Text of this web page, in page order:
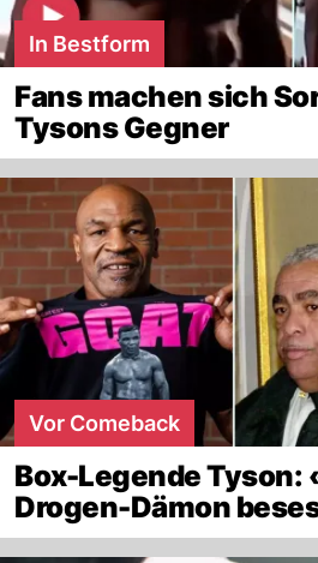
In Bestform
Fans machen sich
Tysons Gegner
Vor Comeback
Box-Legende Tyson:
Drogen-Dämon